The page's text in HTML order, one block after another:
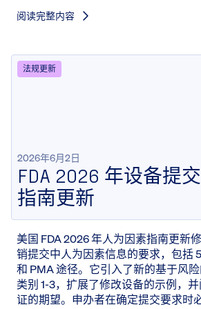
阅读完整内容
法规更新
2026年6月2日
FDA 2026 年设备提
指南更新
美国 FDA 2026 年人为因素指南更新
销提交中人为因素信息的要求，包括
和 PMA 途径。它引入了新的基于风
类别 1-3，扩展了修改设备的示例，
证的期望。申办者在确定提交要求时